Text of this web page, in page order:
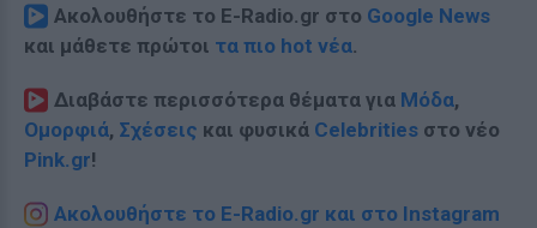
Ακολουθήστε το E-Radio.gr στο Google News
και μάθετε πρώτοι τα πιο hot νέα.
Διαβάστε περισσότερα θέματα για Μόδα,
Ομορφιά, Σχέσεις και φυσικά Celebrities στο νέο
Pink.gr!
Ακολουθήστε το E-Radio.gr και στο Instagram